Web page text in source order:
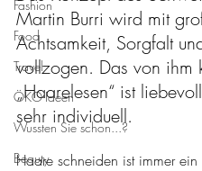
Fashion
Food
Travel
ÖKO-Ideen
Wussten Sie schon...?
Beauty
Martin Burri wird mit
Achtsamkeit, Sorgfalt
vollzogen. Das von ihm
„Haarelesen“ ist
sehr individuell.
Haare schneiden ist immer ein